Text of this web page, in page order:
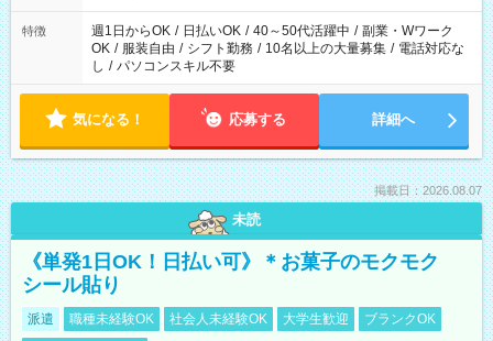
特徴 週1日からOK / 日払いOK / 40～50代活躍中 / 副業・Wワーク
OK / 服装自由 / シフト勤務 / 10名以上の大量募集 / 電話対応な
し / パソコンスキル不要
気になる！ 応募する 詳細へ
掲載日：2026.08.07
未読
《単発1日OK！日払い可》＊お菓子のモクモク
シール貼り
派遣 職種未経験OK 社会人未経験OK 大学生歓迎
ブランクOK